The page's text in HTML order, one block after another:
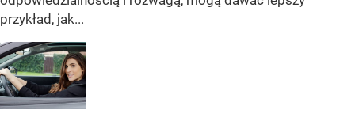
przykład, jak...